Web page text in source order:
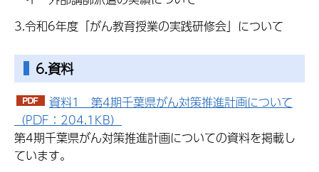
3.令和6年度「がん教育授業の実践研修会」について
6.資料
資料1 第4期千葉県がん対策推進計画について
（PDF：204.1KB）
第4期千葉県がん対策推進計画についての資料を掲載し
ています。